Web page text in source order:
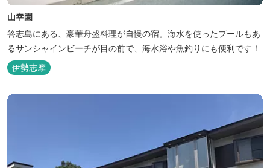
山幸園
答志島にある、豪華舟盛料理が自慢の宿。海水を使ったプールもあ
るサンシャインビーチが目の前で、海水浴や魚釣りにも便利です！
伊勢志摩